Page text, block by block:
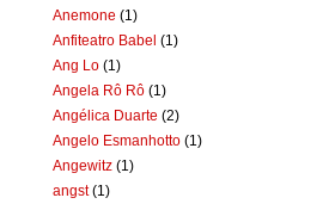
Anemone (1)
Anfiteatro Babel (1)
Ang Lo (1)
Angela Rô Rô (1)
Angélica Duarte (2)
Angelo Esmanhotto (1)
Angewitz (1)
angst (1)